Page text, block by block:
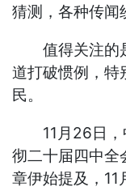
猜测，各种传闻
值得关注的是
道打破惯例，特
民。
11月26日，
彻二十届四中全
章伊始提及，